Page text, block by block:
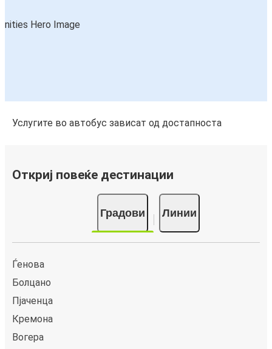
Услугите во автобус зависат од достапноста
Откриј повеќе дестинации
Градови Линии
Ѓенова
Болцано
Пјаченца
Кремона
Вогера